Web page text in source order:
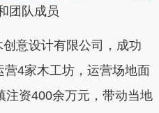
团队成员
意设计有限公司，成功
4家木工坊，运营场地面
注资400余万元，带动当地